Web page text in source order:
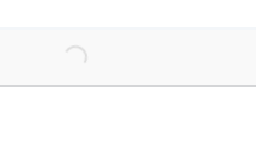
Loading...